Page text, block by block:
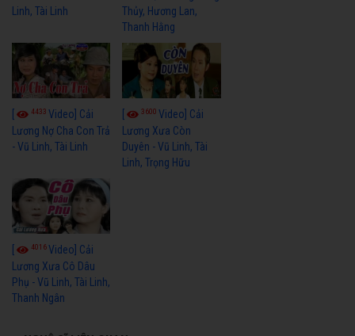
Linh, Tài Linh
Thủy, Hương Lan,
Thanh Hằng
4433 Video] Cải
Lương Nợ Cha Con Trả
- Vũ Linh, Tài Linh
3600Video] Cải
Lương Xưa Còn
Duyên - Vũ Linh, Tài
Linh, Trọng Hữu
[ 4016Video] Cải
Lương Xưa Cô Dâu
Phụ - Vũ Linh, Tài Linh,
Thanh Ngân